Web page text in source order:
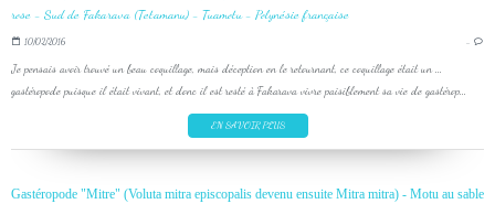
10/02/2016 …
Je pensais avoir trouvé un beau coquillage, mais déception en le retournant, ce coquillage était un ...
gastéropode puisque il était vivant, et donc il est resté à Fakarava vivre paisiblement sa vie de gastérop...
EN SAVOIR PLUS
Gastéropode "Mitre" (Voluta mitra episcopalis devenu ensuite Mitra mitra) - Motu au sable